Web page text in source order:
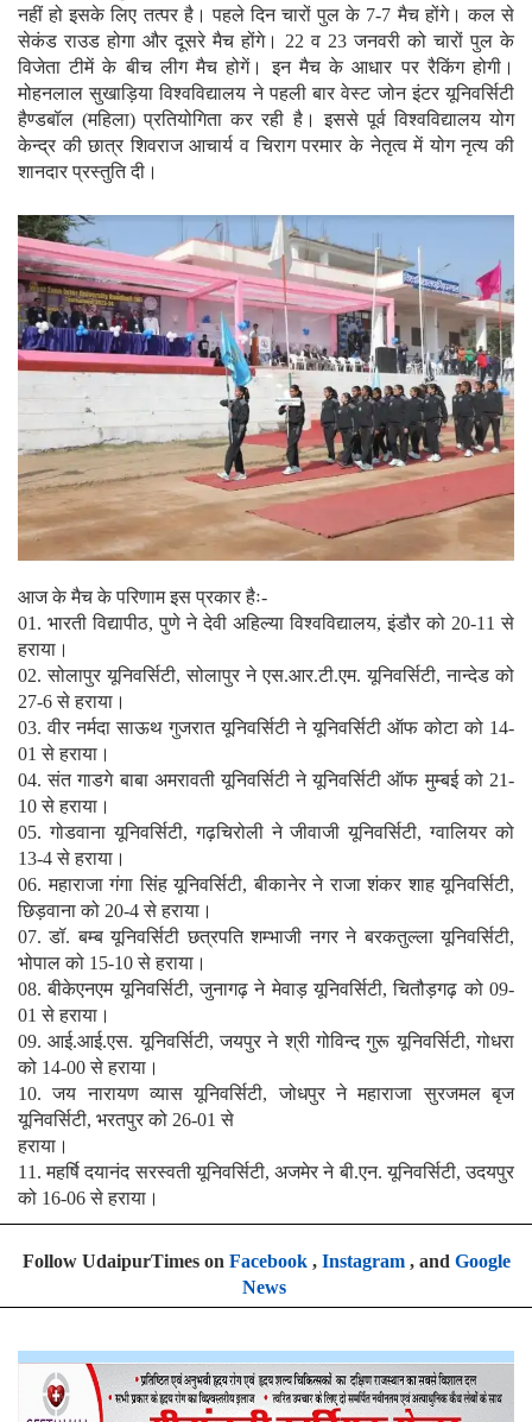
नहीं हो इसके लिए तत्पर है। पहले दिन चारों पुल के 7-7 मैच होंगे। कल से
सेकंड राउड होगा और दूसरे मैच होंगे। 22 व 23 जनवरी को चारों पुल के
विजेता टीमें के बीच लीग मैच होगें। इन मैच के आधार पर रैकिंग होगी।
मोहनलाल सुखाड़िया विश्वविद्यालय ने पहली बार वेस्ट जोन इंटर यूनिवर्सिटी
हैण्डबॉल (महिला) प्रतियोगिता कर रही है। इससे पूर्व विश्वविद्यालय योग
केन्द्र की छात्र शिवराज आचार्य व चिराग परमार के नेतृत्व में योग नृत्य की
शानदार प्रस्तुति दी।
आज के मैच के परिणाम इस प्रकार हैः-
01. भारती विद्यापीठ, पुणे ने देवी अहिल्या विश्वविद्यालय, इंडौर को 20-11 से
हराया।
02. सोलापुर यूनिवर्सिटी, सोलापुर ने एस.आर.टी.एम. यूनिवर्सिटी, नान्देड को
27-6 से हराया।
03. वीर नर्मदा साऊथ गुजरात यूनिवर्सिटी ने यूनिवर्सिटी ऑफ कोटा को 14-
01 से हराया।
04. संत गाडगे बाबा अमरावती यूनिवर्सिटी ने यूनिवर्सिटी ऑफ मुम्बई को 21-
10 से हराया।
05. गोडवाना यूनिवर्सिटी, गढ़चिरोली ने जीवाजी यूनिवर्सिटी, ग्वालियर को
13-4 से हराया।
06. महाराजा गंगा सिंह यूनिवर्सिटी, बीकानेर ने राजा शंकर शाह यूनिवर्सिटी,
छिड़वाना को 20-4 से हराया।
07. डॉ. बम्ब यूनिवर्सिटी छत्रपति शम्भाजी नगर ने बरकतुल्ला यूनिवर्सिटी,
भोपाल को 15-10 से हराया।
08. बीकेएनएम यूनिवर्सिटी, जुनागढ़ ने मेवाड़ यूनिवर्सिटी, चितौड़गढ़ को 09-
01 से हराया।
09. आई.आई.एस. यूनिवर्सिटी, जयपुर ने श्री गोविन्द गुरू यूनिवर्सिटी, गोधरा
को 14-00 से हराया।
10. जय नारायण व्यास यूनिवर्सिटी, जोधपुर ने महाराजा सुरजमल बृज
यूनिवर्सिटी, भरतपुर को 26-01 से
हराया।
11. महर्षि दयानंद सरस्वती यूनिवर्सिटी, अजमेर ने बी.एन. यूनिवर्सिटी, उदयपुर
को 16-06 से हराया।
Follow UdaipurTimes on Facebook, Instagram, and Google
News